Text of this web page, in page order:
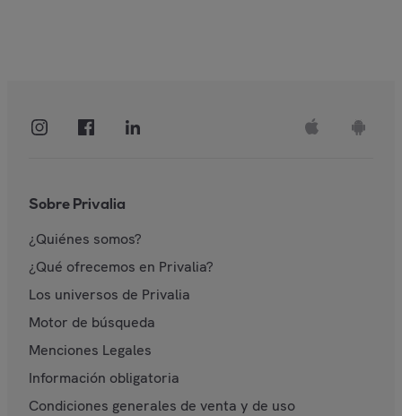
Sobre Privalia
¿Quiénes somos?
¿Qué ofrecemos en Privalia?
Los universos de Privalia
Motor de búsqueda
Menciones Legales
Información obligatoria
Condiciones generales de venta y de uso